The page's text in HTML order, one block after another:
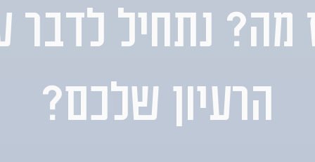
מה? נתחיל לדבר
הרעיון שלכם?